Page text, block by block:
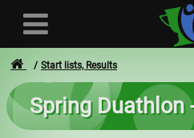
User
Start lists, Results
Spring Duathlon